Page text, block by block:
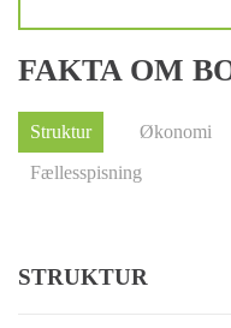
FAKTA OM
Struktur Økonomi
Fællesspisning
STRUKTUR